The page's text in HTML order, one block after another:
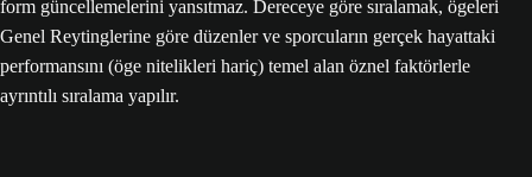
form güncellemelerini yansıtmaz. Dereceye göre sıralamak, ögeleri
Genel Reytinglerine göre düzenler ve sporcuların gerçek hayattaki
performansını (öge nitelikleri hariç) temel alan öznel faktörlerle
ayrıntılı sıralama yapılır.